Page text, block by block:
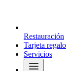
Restauración
Tarjeta regalo
Servicios